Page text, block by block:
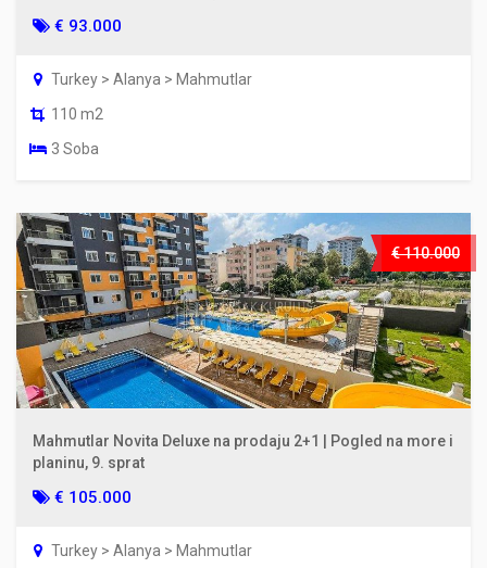
€ 93.000
Turkey > Alanya > Mahmutlar
110 m2
3 Soba
€ 110.000
Mahmutlar Novita Deluxe na prodaju 2+1 | Pogled na more i
planinu, 9. sprat
€ 105.000
Turkey > Alanya > Mahmutlar